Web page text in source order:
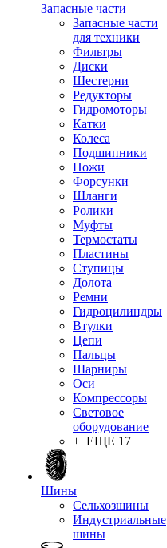
Запасные части
Запасные части
для техники
Фильтры
Диски
Шестерни
Редукторы
Гидромоторы
Катки
Колеса
Подшипники
Ножи
Форсунки
Шланги
Ролики
Муфты
Термостаты
Пластины
Ступицы
Долота
Ремни
Гидроцилиндры
Втулки
Цепи
Пальцы
Шарниры
Оси
Компрессоры
Световое
оборудование
+ ЕЩЕ 17
Шины
Сельхозшины
Индустриальные
шины